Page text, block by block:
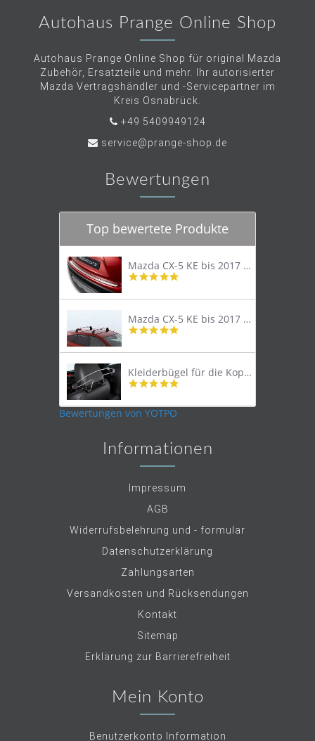
Autohaus Prange Online Shop
Autohaus Prange Online Shop für original Mazda
Zubehör, Ersatzteile und mehr. Ihr autorisierter
Mazda Vertragshändler und -Servicepartner im
Kreis Osnabrück.
+49 5409949124
service@prange-shop.de
Bewertungen
Top bewertete Produkte
Mazda CX-5 KE bis 2017 Trittschutzleiste Edelstahl original
4.8
rating
Mazda CX-5 KE bis 2017 Lastenträger Dachträger
4.9
rating
Kleiderbügel für die Kopfstütze
4.9
rating
Bewertungen von YOTPO
Informationen
Impressum
AGB
Widerrufsbelehrung und - formular
Datenschutzerklärung
Zahlungsarten
Versandkosten und Rücksendungen
Kontakt
Sitemap
Erklärung zur Barrierefreiheit
Mein Konto
Benutzerkonto Information